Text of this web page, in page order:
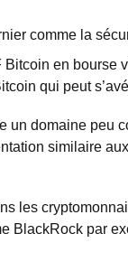
comme la
en bourse
qui peut
domaine peu
similaire
les
BlackRock par